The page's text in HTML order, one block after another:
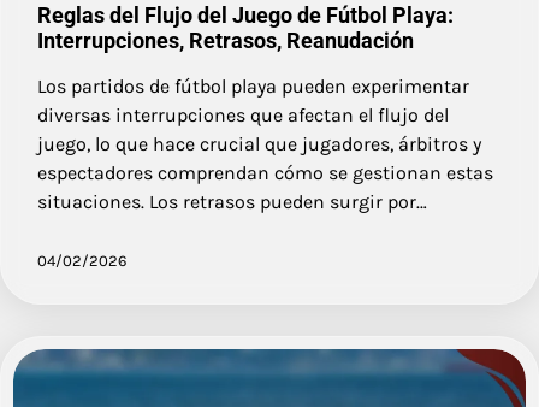
Reglas del Flujo del Juego de Fútbol Playa:
Interrupciones, Retrasos, Reanudación
Los partidos de fútbol playa pueden experimentar
diversas interrupciones que afectan el flujo del
juego, lo que hace crucial que jugadores, árbitros y
espectadores comprendan cómo se gestionan estas
situaciones. Los retrasos pueden surgir por…
04/02/2026